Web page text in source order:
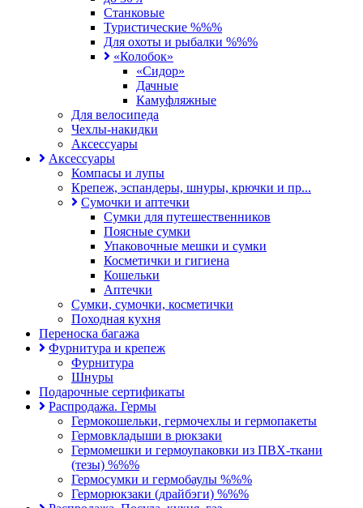
Станковые
Туристические %%%
Для охоты и рыбалки %%%
«Колобок»
«Сидор»
Дачные
Камуфляжные
Для велосипеда
Чехлы-накидки
Аксессуары
Аксессуары
Компасы и лупы
Крепеж, эспандеры, шнуры, крючки и пр...
Сумочки и аптечки
Сумки для путешественников
Поясные сумки
Упаковочные мешки и сумки
Косметички и гигиена
Кошельки
Аптечки
Сумки, сумочки, косметички
Походная кухня
Переноска багажа
Фурнитура и крепеж
Фурнитура
Шнуры
Подарочные сертификаты
Распродажа. Гермы
Гермокошельки, гермочехлы и гермопакеты
Гермовкладыши в рюкзаки
Гермомешки и гермоупаковки из ПВХ-ткани
(тезы) %%%
Гермосумки и гермобаулы %%%
Герморюкзаки (драйбэги) %%%